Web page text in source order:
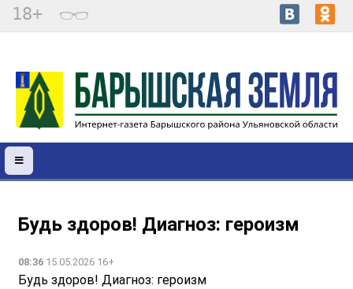
18+
Будь здоров! Диагноз: героизм
08:36 15.05.2026 16+
Будь здоров! Диагноз: героизм